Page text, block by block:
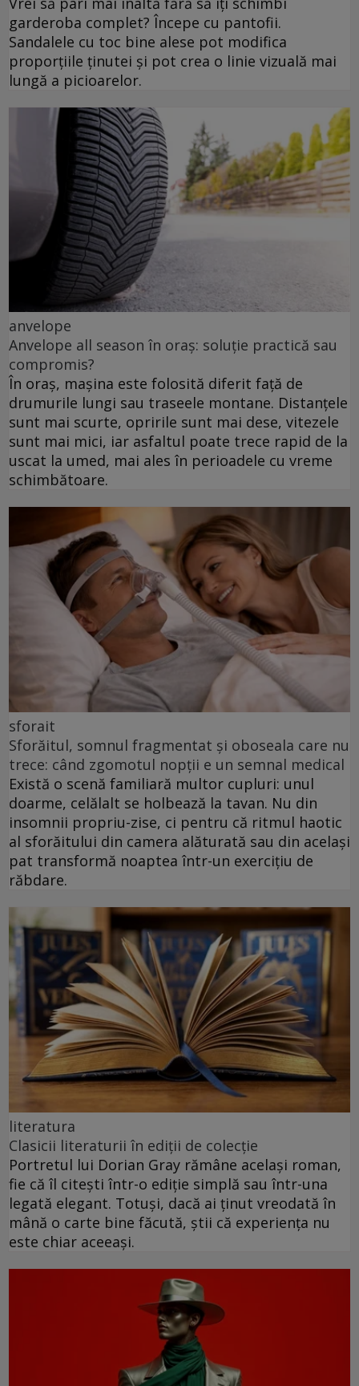
garderoba complet? Începe cu pantofii.
Sandalele cu toc bine alese pot modifica
proporțiile ținutei și pot crea o linie vizuală mai
lungă a picioarelor.
anvelope
Anvelope all season în oraș: soluție practică sau
compromis?
În oraș, mașina este folosită diferit față de
drumurile lungi sau traseele montane. Distanțele
sunt mai scurte, opririle sunt mai dese, vitezele
sunt mai mici, iar asfaltul poate trece rapid de la
uscat la umed, mai ales în perioadele cu vreme
schimbătoare.
sforait
Sforăitul, somnul fragmentat și oboseala care nu
trece: când zgomotul nopții e un semnal medical
Există o scenă familiară multor cupluri: unul
doarme, celălalt se holbează la tavan. Nu din
insomnii propriu-zise, ci pentru că ritmul haotic
al sforăitului din camera alăturată sau din același
pat transformă noaptea într-un exercițiu de
răbdare.
literatura
Clasicii literaturii în ediții de colecție
Portretul lui Dorian Gray rămâne același roman,
fie că îl citești într-o ediție simplă sau într-una
legată elegant. Totuși, dacă ai ținut vreodată în
mână o carte bine făcută, știi că experiența nu
este chiar aceeași.